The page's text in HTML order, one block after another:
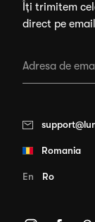
Îți trimitem
direct pe
Romania
En Ro